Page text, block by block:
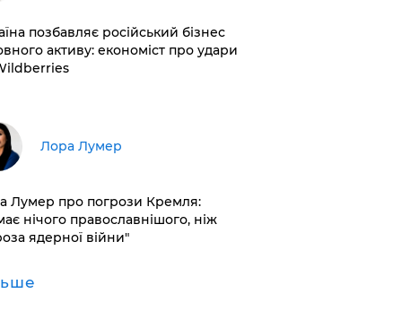
позбавляє російський бізнес
активу: економіст про удари
​Лора Лумер
Лумер про погрози Кремля:
нічого православнішого, ніж
ядерної війни"